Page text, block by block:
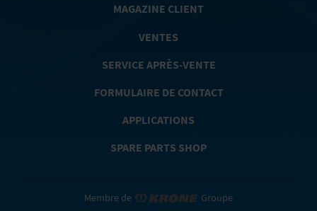
MAGAZINE CLIENT
VENTES
SERVICE APRÈS-VENTE
FORMULAIRE DE CONTACT
APPLICATIONS
SPARE PARTS SHOP
Membre de Groupe